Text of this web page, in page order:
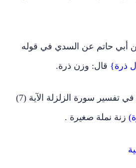
أبي حاتم عن السدي في قوله
ذرة} قال: وزن ذرة.
تفسير سورة الزلزلة الآية (7)
زنة نملة صغيرة .